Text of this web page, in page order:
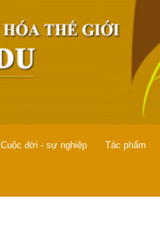
Cuộc đời - sự nghiệp Tác phẩm